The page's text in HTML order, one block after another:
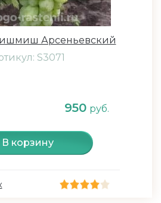
Арсеньевский
S3071
950 руб.
В корзину